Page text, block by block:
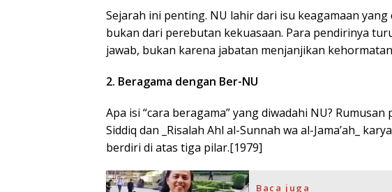
Sejarah ini penting. NU lahir dari isu keagamaan
bukan dari perebutan kekuasaan. Para pendirinya
jawab, bukan karena jabatan menjanjikan
2. Beragama dengan Ber-NU
Apa isi “cara beragama” yang diwadahi NU?
Siddiq dan _Risalah Ahl al-Sunnah wa al-Jama’ah_
berdiri di atas tiga pilar.[1979]
Baca juga